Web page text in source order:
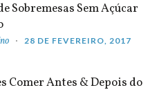
Sobremesas Sem Açúcar
28 DE FEVEREIRO, 2017
Comer Antes & Depois do